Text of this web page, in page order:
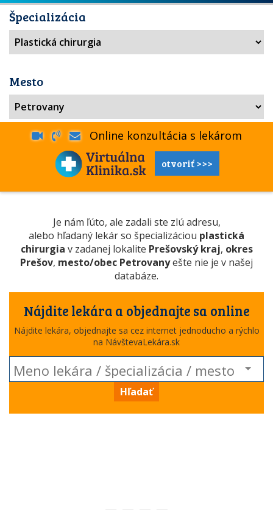
Špecializácia
Mesto
Online konzultácia s lekárom
otvoriť >>>
Je nám ľúto, ale zadali ste zlú adresu,
alebo hľadaný lekár so špecializáciou plastická
chirurgia v zadanej lokalite Prešovský kraj, okres
Prešov, mesto/obec Petrovanyešte nie je v našej
databáze.
Nájdite lekára a objednajte sa online
Nájdite lekára, objednajte sa cez internet jednoducho a rýchlo
na NávštevaLekára.sk
Hľadať